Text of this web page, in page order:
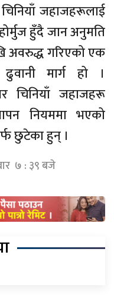
जहाजहरूलाई
हुँदै जान अनुमति
अवरुद्ध गरिएको एक
ढुवानी मार्ग हो ।
चिनियाँ जहाजहरू
नियममा भएको
छुटेका हुन् ।
७ : ३९ बजे